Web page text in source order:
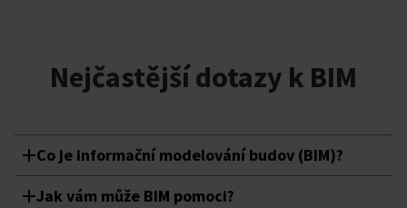
Nejčastější dotazy k BIM
Co je informační modelování budov (BIM)?
Jak vám může BIM pomoci?